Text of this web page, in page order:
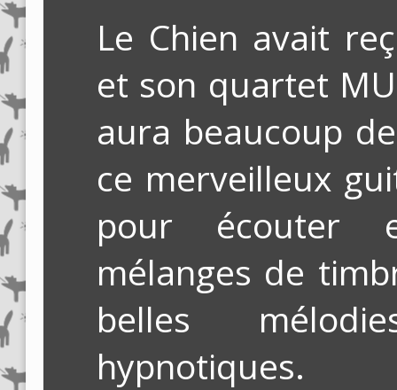
Le Chien avait
et son quartet
aura beaucoup
ce merveilleux
pour écouter
mélanges de
belles
hypnotiques.